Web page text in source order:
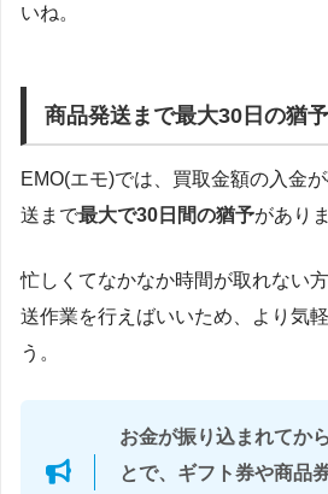
いね。
商品発送まで最大30日の猶
EMO(エモ)では、買取金額の入金
送まで最大で30日間の猶予があり
忙しくてなかなか時間が取れない
送作業を行えばいいため、より気
う。
お金が振り込まれてか
とで、ギフト券や商品